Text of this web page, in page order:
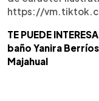
https://
TE PUEDE
baño Yanira
Majahual